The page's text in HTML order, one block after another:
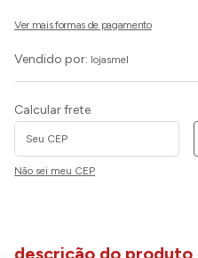
Vendido por: lojasmel
Calcular frete
Não sei meu CEP
descrição do produto